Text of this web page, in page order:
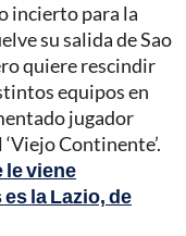
incierto para la
su salida de Sao
quiere rescindir
equipos en
jugador
Continente’.
le viene
la Lazio, de